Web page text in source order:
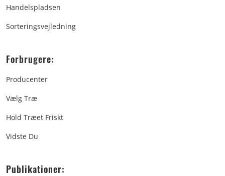
Handelspladsen
Sorteringsvejledning
Forbrugere:
Producenter
Vælg Træ
Hold Træet Friskt
Vidste Du
Publikationer: